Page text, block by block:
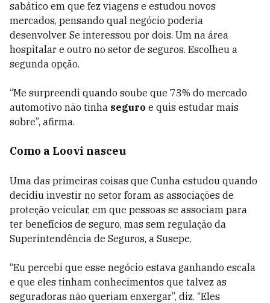
sabático em que fez viagens e estudou novos
mercados, pensando qual negócio poderia
desenvolver. Se interessou por dois. Um na área
hospitalar e outro no setor de seguros. Escolheu a
segunda opção.
“Me surpreendi quando soube que 73% do mercado
automotivo não tinha seguro e quis estudar mais
sobre”, afirma.
Como a Loovi nasceu
Uma das primeiras coisas que Cunha estudou quando
decidiu investir no setor foram as associações de
proteção veicular, em que pessoas se associam para
ter benefícios de seguro, mas sem regulação da
Superintendência de Seguros, a Susepe.
“Eu percebi que esse negócio estava ganhando escala
e que eles tinham conhecimentos que talvez as
seguradoras não queriam enxergar”, diz. “Eles